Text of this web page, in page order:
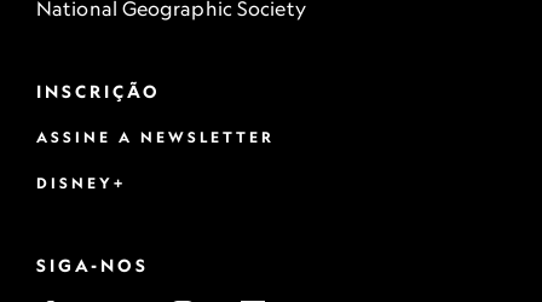
National Geographic Society
INSCRIÇÃO
ASSINE A NEWSLETTER
DISNEY+
SIGA-NOS